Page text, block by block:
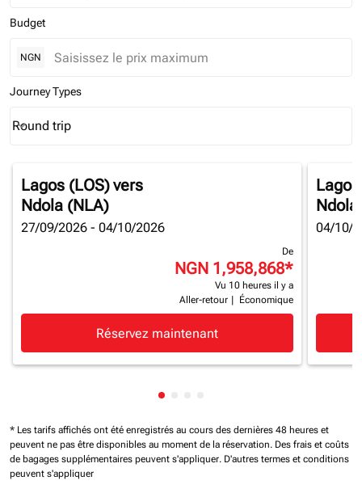
Budget
NGN
Journey Types
Journey Types option Round trip Selected
Round trip
keyboard_arrow_down
Lagos (LOS)vers
Ndola (NLA)
27/09/2026 - 04/10/2026
De
NGN 1,958,868*
Vu 10 heures il y a
Aller-retour
Économique
Réservez maintenant
04/10/
Affichage de cmp-pagination-
* Les tarifs affichés ont été enregistrés au cours des dernières 48 heures et
peuvent ne pas être disponibles au moment de la réservation. Des frais et coûts
de bagages supplémentaires peuvent s'appliquer. D'autres termes et conditions
peuvent s'appliquer